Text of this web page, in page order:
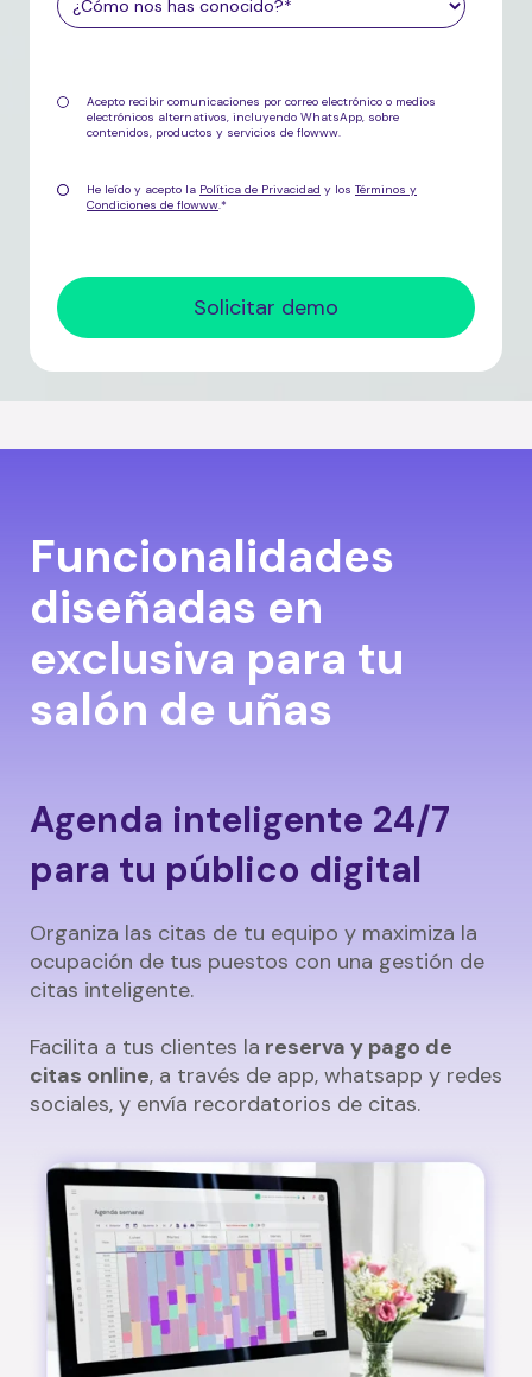
Acepto recibir comunicaciones por correo electrónico o medios
electrónicos alternativos, incluyendo WhatsApp, sobre
contenidos, productos y servicios de flowww.
He leído y acepto la Política de Privacidad y los Términos y
Condiciones de flowww.*
Funcionalidades
diseñadas en
exclusiva para tu
salón de uñas
Agenda inteligente 24/7
para tu público digital
Organiza las citas de tu equipo y maximiza la
ocupación de tus puestos con una gestión de
citas inteligente.
Facilita a tus clientes la reserva y pago de
citas online, a través de app, whatsapp y redes
sociales, y envía recordatorios de citas.